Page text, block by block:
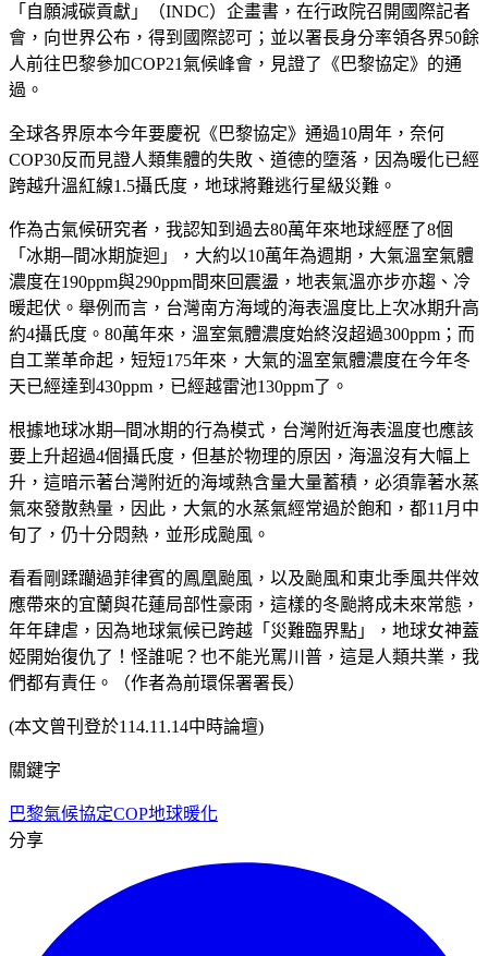
「自願減碳貢獻」（INDC）企畫書，在行政院召開國際記者
會，向世界公布，得到國際認可；並以署長身分率領各界50餘
人前往巴黎參加COP21氣候峰會，見證了《巴黎協定》的通
過。
全球各界原本今年要慶祝《巴黎協定》通過10周年，奈何
COP30反而見證人類集體的失敗、道德的墮落，因為暖化已經
跨越升溫紅線1.5攝氏度，地球將難逃行星級災難。
作為古氣候研究者，我認知到過去80萬年來地球經歷了8個
「冰期─間冰期旋迴」，大約以10萬年為週期，大氣溫室氣體
濃度在190ppm與290ppm間來回震盪，地表氣溫亦步亦趨、冷
暖起伏。舉例而言，台灣南方海域的海表溫度比上次冰期升高
約4攝氏度。80萬年來，溫室氣體濃度始終沒超過300ppm；而
自工業革命起，短短175年來，大氣的溫室氣體濃度在今年冬
天已經達到430ppm，已經越雷池130ppm了。
根據地球冰期─間冰期的行為模式，台灣附近海表溫度也應該
要上升超過4個攝氏度，但基於物理的原因，海溫沒有大幅上
升，這暗示著台灣附近的海域熱含量大量蓄積，必須靠著水蒸
氣來發散熱量，因此，大氣的水蒸氣經常過於飽和，都11月中
旬了，仍十分悶熱，並形成颱風。
看看剛蹂躪過菲律賓的鳳凰颱風，以及颱風和東北季風共伴效
應帶來的宜蘭與花蓮局部性豪雨，這樣的冬颱將成未來常態，
年年肆虐，因為地球氣候已跨越「災難臨界點」，地球女神蓋
婭開始復仇了！怪誰呢？也不能光罵川普，這是人類共業，我
們都有責任。（作者為前環保署署長）
(本文曾刊登於114.11.14中時論壇)
關鍵字
巴黎氣候協定COP地球暖化
分享